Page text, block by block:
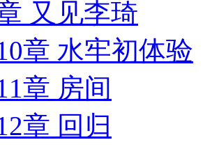
又见李琦
章 水牢初体验
章 房间
章 回归